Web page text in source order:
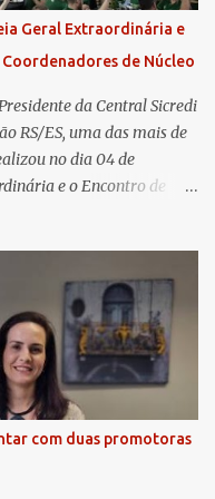
Geral Extraordinária e
de Núcleo
da Central Sicredi
RS/ES, uma das mais de
no dia 04 de
e o Encontro de
em Santa Rosa/RS com
capixabas, que
/ ES. Durante a
debatidas e aprovadas
da Política de
e do regulamento
da cooperativa com a
de Coordenadores de
ES, Sidnei Strejevitch, fez
com duas promotoras